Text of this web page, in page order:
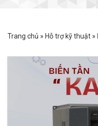
Trang chủ » Hỗ trợ kỹ thuật »